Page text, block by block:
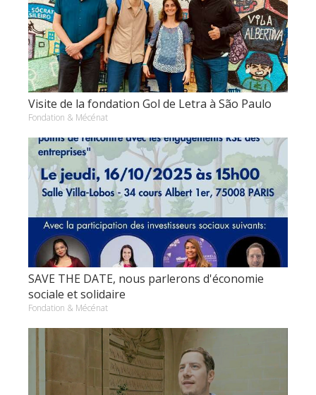
Visite de la fondation Gol de Letra à São Paulo
Fondation & Mécénat
SAVE THE DATE, nous parlerons d'économie
sociale et solidaire
Fondation & Mécénat